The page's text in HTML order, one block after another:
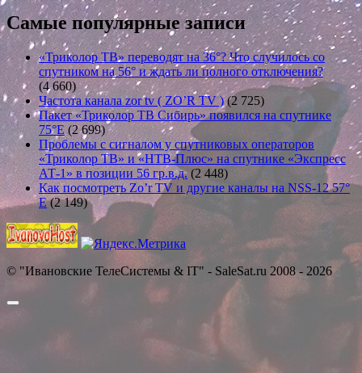
Самые популярные записи
«Триколор ТВ» переводят на 36°? Что случилось со
спутником на 56° и ждать ли полного отключения?
(4 660)
Частота канала zor tv ( ZO’R TV ) (2 725)
Пакет «Триколор ТВ Сибирь» появился на спутнике
75°E (2 699)
Проблемы с сигналом у спутниковых операторов
«Триколор ТВ» и «НТВ-Плюс» на спутнике «Экспресс
АТ-1» в позиции 56 гр.в.д. (2 448)
Как посмотреть Zo’r TV и другие каналы на NSS-12 57°
E (2 149)
© "Ивановские ТелеСистемы & IT" - SaleSat.ru 2008 - 2026
Прокрутить